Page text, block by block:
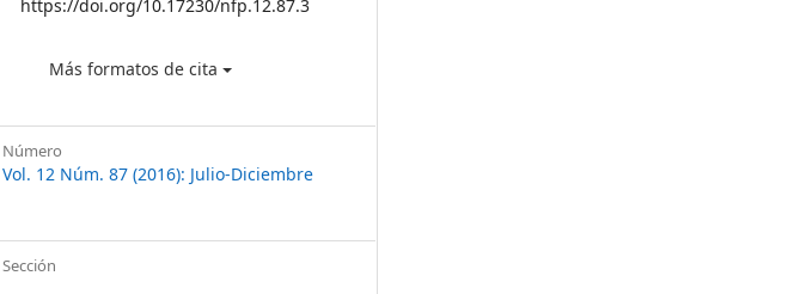
https://doi.org/10.17230/nfp.12.87.3
Más formatos de cita
Número
Vol. 12 Núm. 87 (2016): Julio-Diciembre
Sección